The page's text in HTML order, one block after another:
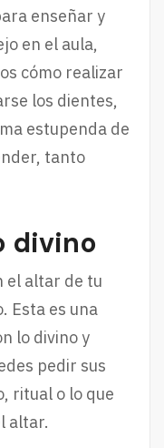
enseñar y
en el aula,
cómo realizar
los dientes,
estupenda de
tanto
divino
el altar de tu
Esta es una
lo divino y
pedir sus
ritual o lo que
altar.